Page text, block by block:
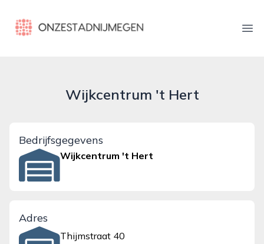
onzestadnijmegen.nl
Wijkcentrum 't Hert
Bedrijfsgegevens
Wijkcentrum 't Hert
Adres
Thijmstraat 40